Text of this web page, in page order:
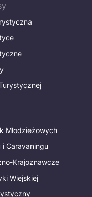
Młodzieżowych
i Caravaningu
Krajoznawcze
Wiejskiej